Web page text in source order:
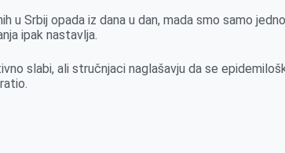
u Srbij opada iz dana u dan, mada smo samo
ipak nastavlja.
slabi, ali stručnjaci naglašavju da se